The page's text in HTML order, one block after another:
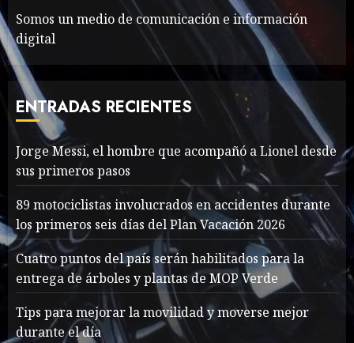
1
Jorge Messi, el hombre
que acompañó a Lionel
desde sus primeros pasos
AGOSTO 8, 2026 57
2
Searching for the
forgotten heroes of World
War Two
MAYO 14, 2024 867
What’s Scarier Than the
Sex Talk? Its About Weight
Somos un medio de comunicación e información
digital
ENTRADAS RECIENTES
Jorge Messi, el hombre que acompañó a Lionel desde
sus primeros pasos
89 motociclistas involucrados en accidentes durante
los primeros seis días del Plan Vacación 2026
Cuatro puntos del país serán habilitados para la
entrega de árboles y plantas de MOP Verde
Tips para mejorar la movilidad y moverse mejor
durante el día